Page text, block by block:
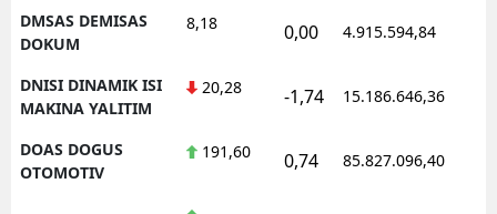
DMSAS DEMISAS
DOKUM
8,18 0,00 4.915.594,84
DNISI DINAMIK ISI
MAKINA YALITIM
20,28 -1,74 15.186.646,36
DOAS DOGUS
OTOMOTIV
191,60 0,74 85.827.096,40